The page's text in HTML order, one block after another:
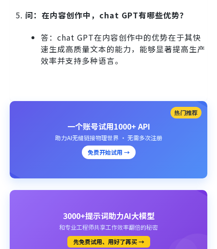
问：在内容创作中，chat GPT有哪些优势？
答：chat GPT在内容创作中的优势在于其快
速生成高质量文本的能力，能够显著提高生产
效率并支持多种语言。
热门推荐
一个账号试用1000+ API
助力AI无缝链接物理世界 · 无需多次注册
免费开始试用 →
3000+提示词助力AI大模型
和专业工程师共享工作效率翻倍的秘密
先免费试用、用好了再买 →